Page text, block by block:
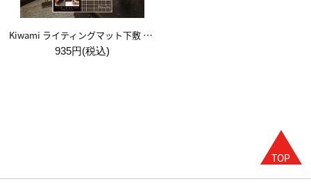
Kiwami ライティングマット下敷 A5【ブラウン&キャメル】
935円(税込)